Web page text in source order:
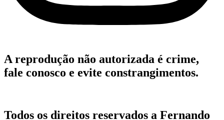
A reprodução não autorizada é crime,
fale conosco e evite constrangimentos.
Todos os direitos reservados a Fernando